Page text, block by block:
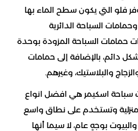
فلو التي يكون سطح الماء بها
السباحة الدائرية
حمامات السباحة المزودة بوحدة
بشكل دائم، بالإضافة إلى حمامات
والبلاستيك، وغيرهم.
سباحة اسكيمر هي افضل انواع
وتستخدم على نطاق واسع
بوجهٍ عام، لا سيما أنها